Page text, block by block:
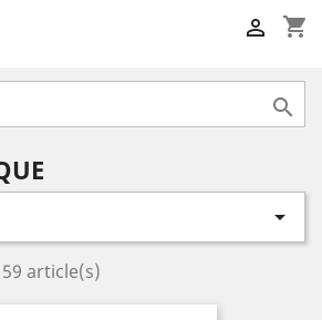
shopping_cart



article(s)